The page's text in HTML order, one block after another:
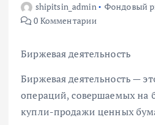
shipitsin_admin Фондовый
0 Комментарии
Биржевая деятельность
Биржевая деятельность —
операций, совершаемых на
купли-продажи ценных